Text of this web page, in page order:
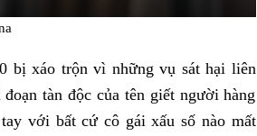
bị xáo trộn vì những vụ sát hại liên
tàn độc của tên giết người hàng
với bất cứ cô gái xấu số nào mất